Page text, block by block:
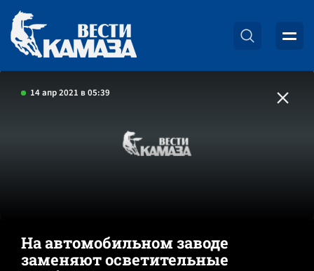
14 апр 2021 в 05:39
На автомобильном заводе
заменяют осветительные